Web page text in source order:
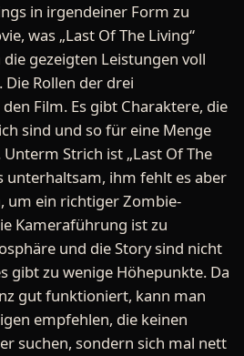
in irgendeiner Form zu
was „Last Of The Living“
gezeigten Leistungen voll
Rollen der drei
Film. Es gibt Charaktere, die
sind und so für eine Menge
Strich ist „Last Of The
unterhaltsam, ihm fehlt es aber
um ein richtiger Zombie-
Kameraführung ist zu
und die Story sind nicht
gibt zu wenige Höhepunkte. Da
gut funktioniert, kann man
empfehlen, die keinen
suchen, sondern sich mal nett